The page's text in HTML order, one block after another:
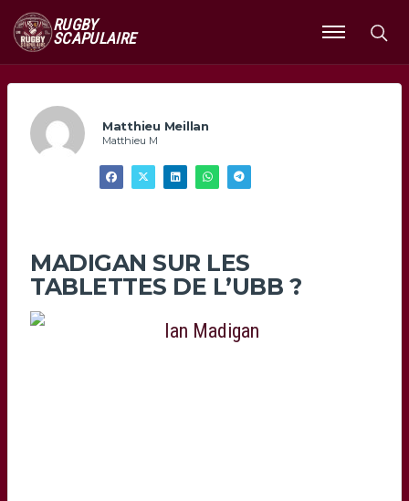
RUGBY
SCAPULAIRE
Ouvrir
le
Matthieu Meillan
Matthieu M
MADIGAN SUR LES
TABLETTES DE L’UBB ?